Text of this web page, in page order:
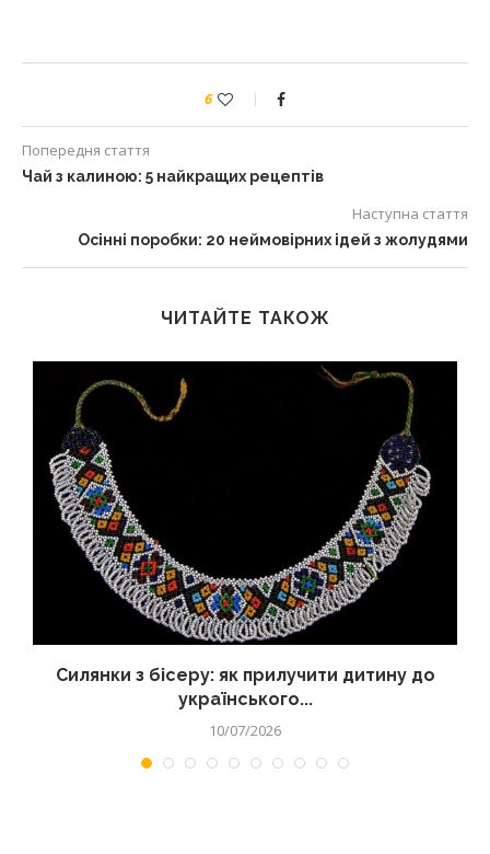
6
Попередня стаття
Чай з калиною: 5 найкращих рецептів
Наступна стаття
Осінні поробки: 20 неймовірних ідей з жолудями
ЧИТАЙТЕ ТАКОЖ
Силянки з бісеру: як прилучити дитину до
українського...
10/07/2026